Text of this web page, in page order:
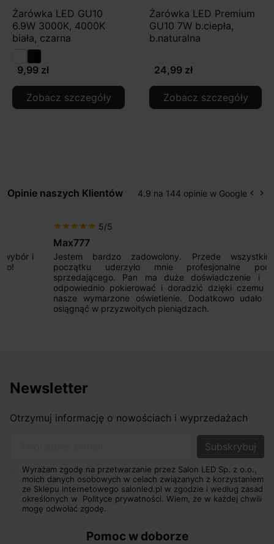
Żarówka LED GU10
6.9W 3000K, 4000K
biała, czarna
9,99 zł
Zobacz szczegóły
Żarówka LED Premium
GU10 7W b.ciepła,
b.naturalna
24,99 zł
Zobacz szczegóły
Opinie naszych Klientów 4.9 na 144 opinie w Google keyboard_arrow_left keyboard_arrow_right
star 5/5
Jestem bardzo zadowolony. Przede wszystkim od
początku uderzyło mnie profesjonalne podejście
sprzedającego. Pan ma duże doświadczenie i potrafi
odpowiednio pokierować i doradzić dzięki czemu mamy
nasze wymarzone oświetlenie. Dodatkowo udało się to
osiągnąć w przyzwoitych pieniądzach.
Newsletter
Otrzymuj informację o nowościach i wyprzedażach
Wyrażam zgodę na przetwarzanie przez Salon LED Sp. z o.o.,
moich danych osobowych w celach związanych z korzystaniem
ze Sklepu internetowego salonled.pl w zgodzie i według zasad
określonych w Polityce prywatności. Wiem, że w każdej chwili
mogę odwołać zgodę.
Pomoc w doborze